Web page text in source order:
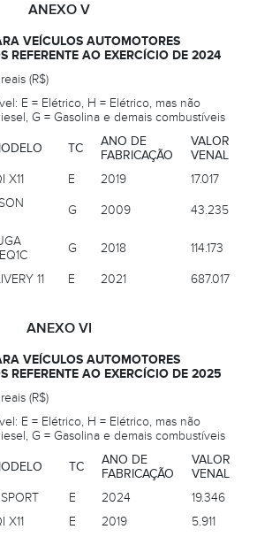
ANEXO V
VEÍCULOS AUTOMOTORES
REFERENTE AO EXERCÍCIO DE 2024
(R$)
E = Elétrico, H = Elétrico, mas não
G = Gasolina e demais combustíveis
TC
ANO DE
FABRICAÇÃO
VALOR
VENAL
X11 E 2019 17.017
G 2009 43.235
G 2018 114.173
11 E 2021 687.017
ANEXO VI
VEÍCULOS AUTOMOTORES
REFERENTE AO EXERCÍCIO DE 2025
(R$)
E = Elétrico, H = Elétrico, mas não
G = Gasolina e demais combustíveis
TC
ANO DE
FABRICAÇÃO
VALOR
VENAL
E 2024
19.346
X11 E 2019 5.911